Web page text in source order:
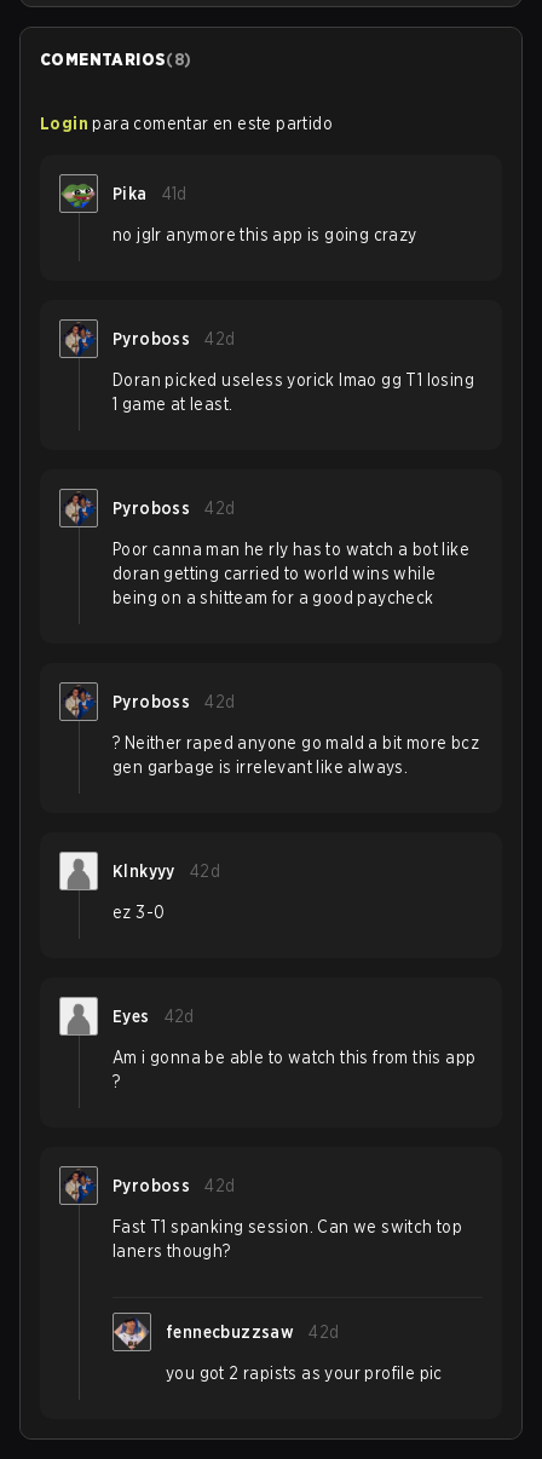
COMENTARIOS(8)
Login para comentar en este partido
Pika 41d
no jglr anymore this app is going crazy
Pyroboss 42d
Doran picked useless yorick lmao gg T1 losing
1 game at least.
Pyroboss 42d
Poor canna man he rly has to watch a bot like
doran getting carried to world wins while
being on a shitteam for a good paycheck
Pyroboss 42d
? Neither raped anyone go mald a bit more bcz
gen garbage is irrelevant like always.
Klnkyyy 42d
ez 3-0
Eyes 42d
Am i gonna be able to watch this from this app
?
Pyroboss 42d
Fast T1 spanking session. Can we switch top
laners though?
fennecbuzzsaw 42d
you got 2 rapists as your profile pic